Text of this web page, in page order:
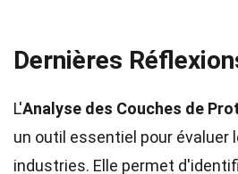
Dernières
L'Analyse des Couches de
un outil essentiel pour évaluer
industries. Elle permet